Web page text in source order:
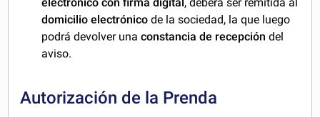
electrónico con firma digital , deberá ser remitida al
domicilio electrónico de la sociedad, la que luego
podrá devolver unaconstancia de recepción del
aviso.
Autorización de la Prenda